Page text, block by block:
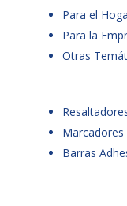
Para el
Para la
Otras
Barras